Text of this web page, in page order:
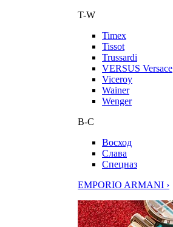
T-W
Timex
Tissot
Trussardi
VERSUS Versace
Viceroy
Wainer
Wenger
В-С
Восход
Слава
Спецназ
EMPORIO ARMANI ›